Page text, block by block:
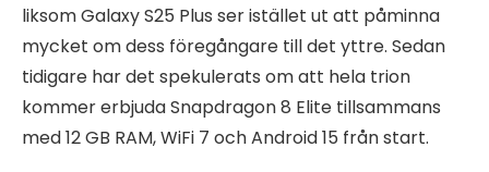
liksom Galaxy S25 Plus ser istället ut att påminna
mycket om dess föregångare till det yttre. Sedan
tidigare har det spekulerats om att hela trion
kommer erbjuda Snapdragon 8 Elite tillsammans
med 12 GB RAM, WiFi 7 och Android 15 från start.